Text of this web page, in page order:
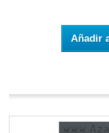
Añadir